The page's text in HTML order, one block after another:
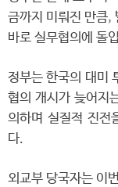
금까지 미뤄진 만큼,
바로 실무협의에 돌
정부는 한국의 대미
협의 개시가 늦어지
의하며 실질적 진전
다.
외교부 당국자는 이